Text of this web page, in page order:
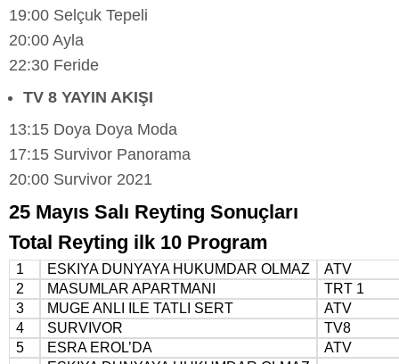
19:00 Selçuk Tepeli
20:00 Ayla
22:30 Feride
TV 8 YAYIN AKIŞI
13:15 Doya Doya Moda
17:15 Survivor Panorama
20:00 Survivor 2021
25 Mayıs Salı Reyting Sonuçları
Total Reyting ilk 10 Program
1 ESKIYA DUNYAYA HUKUMDAR OLMAZ
ATV
2
MASUMLAR APARTMANI
TRT 1
3
MUGE ANLI ILE TATLI SERT
ATV
4
SURVIVOR
TV8
5
ESRA EROL’DA
ATV